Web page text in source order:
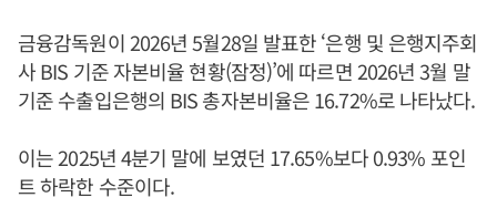
금융감독원이 2026년 5월28일 발표한 ‘은행 및 은행지주회
사 BIS 기준 자본비율 현황(잠정)’에 따르면 2026년 3월 말
기준 수출입은행의 BIS 총자본비율은 16.72%로 나타났다.
이는 2025년 4분기 말에 보였던 17.65%보다 0.93% 포인
트 하락한 수준이다.